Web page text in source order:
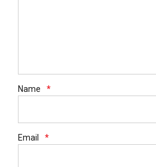
Name *
Email *